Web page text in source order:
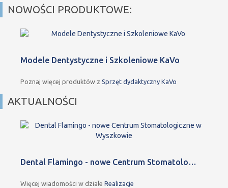
NOWOŚCI PRODUKTOWE:
Modele Dentystyczne i Szkoleniowe KaVo
Poznaj więcej produktów z Sprzęt dydaktyczny KaVo
AKTUALNOŚCI
Dental Flamingo - nowe Centrum Stomatolo…
Więcej wiadomości w dziale Realizacje